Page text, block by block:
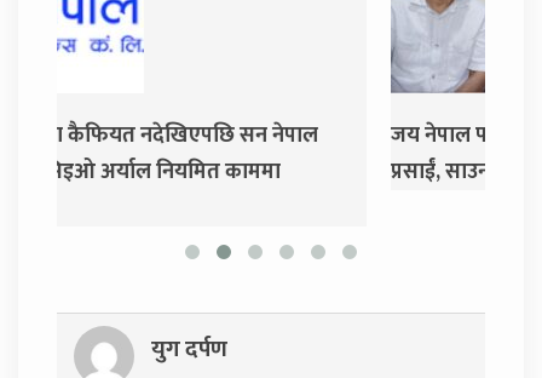
जय नेपाल पार्टी खोल्दै धवल शम्शेर र दुर्गा
प्रसाईं, साउन २८ गते निर्वाचन आयोग जाने
युग दर्पण